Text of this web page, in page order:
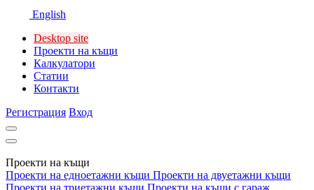
English
Desktop site
Проекти на къщи
Калкулатори
Статии
Контакти
Регистрация Вход
Проекти на къщи
Проекти на едноетажни къщи Проекти на двуетажни къщи
Проекти на триетажни къщи Проекти на къщи с гараж